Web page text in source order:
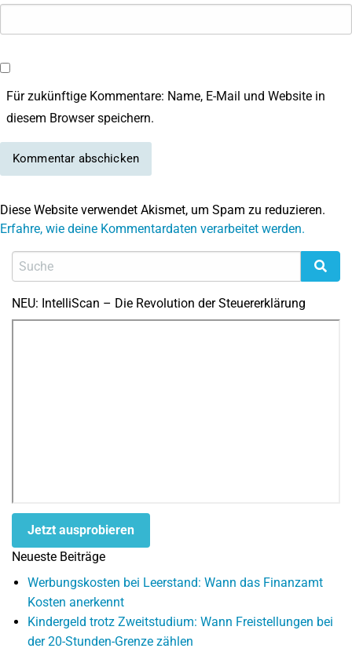
Für zukünftige Kommentare: Name, E-Mail und Website in
diesem Browser speichern.
Diese Website verwendet Akismet, um Spam zu reduzieren.
Erfahre, wie deine Kommentardaten verarbeitet werden.
NEU: IntelliScan – Die Revolution der Steuererklärung
Jetzt ausprobieren
Neueste Beiträge
Werbungskosten bei Leerstand: Wann das Finanzamt
Kosten anerkennt
Kindergeld trotz Zweitstudium: Wann Freistellungen bei
der 20-Stunden-Grenze zählen